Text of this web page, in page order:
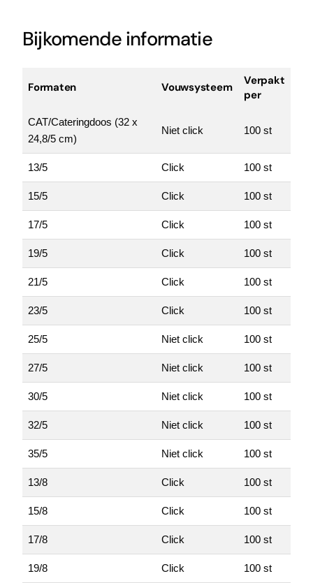
Bijkomende informatie
Formaten Vouwsysteem
Verpakt
per
CAT/Cateringdoos (32 x
24,8/5 cm)
Niet click 100 st
13/5 Click 100 st
15/5 Click 100 st
17/5 Click 100 st
19/5 Click 100 st
21/5 Click 100 st
23/5 Click 100 st
25/5 Niet click 100 st
27/5 Niet click 100 st
30/5 Niet click 100 st
32/5 Niet click 100 st
35/5 Niet click 100 st
13/8 Click 100 st
15/8 Click 100 st
17/8 Click 100 st
19/8 Click 100 st